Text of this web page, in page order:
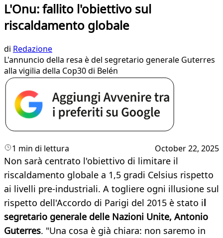
L'Onu: fallito l'obiettivo sul
riscaldamento globale
di Redazione
L'annuncio della resa è del segretario generale Guterres
alla vigilia della Cop30 di Belén
1 min di lettura October 22, 2025
Non sarà centrato l'obiettivo di limitare il
riscaldamento globale a 1,5 gradi Celsius rispetto
ai livelli pre-industriali. A togliere ogni illusione sul
rispetto dell'Accordo di Parigi del 2015 è stato il
segretario generale delle Nazioni Unite, Antonio
Guterres. "Una cosa è già chiara: non saremo in